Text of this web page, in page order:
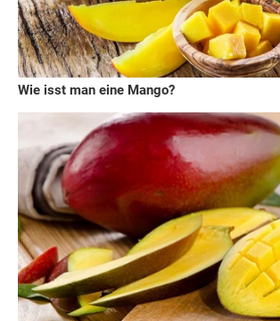
Wie isst man eine Mango?